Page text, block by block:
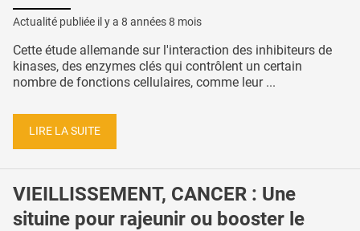
Actualité publiée il y a 8 années 8 mois
Cette étude allemande sur l'interaction des inhibiteurs de
kinases, des enzymes clés qui contrôlent un certain
nombre de fonctions cellulaires, comme leur ...
LIRE LA SUITE
VIEILLISSEMENT, CANCER : Une
situine pour rajeunir ou booster le